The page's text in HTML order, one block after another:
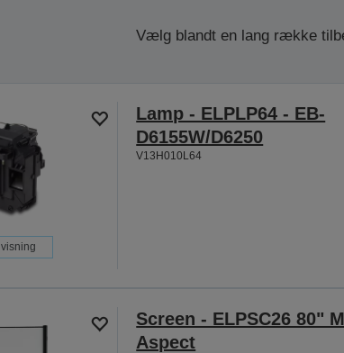
Vælg blandt en lang række
Lamp - ELPLP64 - EB-
D6155W/D6250
V13H010L64
Screen - ELPSC26 80"
Aspect